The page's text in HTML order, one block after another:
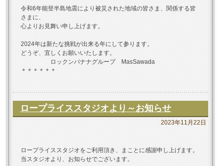
令和6年能登半島地震により被災された地域の皆さま、関係する皆
さまに、
心よりお見舞い申し上げます。
2024年は新たな挑戦が出来る年にして参ります。
どうぞ、宜しくお願いいたします。
ロックンバナナグループ MasSawada
＊＊＊＊＊＊
ロープライススタジオより～お知らせ
2023年11月22日
ロープライススタジオをご利用頂き、まことに感謝申し上げます。
当スタジオより、お知らせでございます。